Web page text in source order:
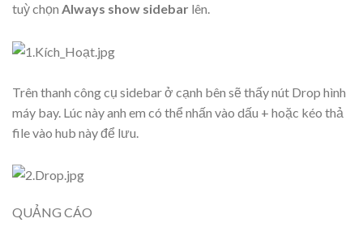
tuỳ chọn Always show sidebar lên.
Trên thanh công cụ sidebar ở cạnh bên sẽ thấy nút Drop hình
máy bay. Lúc này anh em có thể nhấn vào dấu + hoặc kéo thả
file vào hub này để lưu.
QUẢNG CÁO